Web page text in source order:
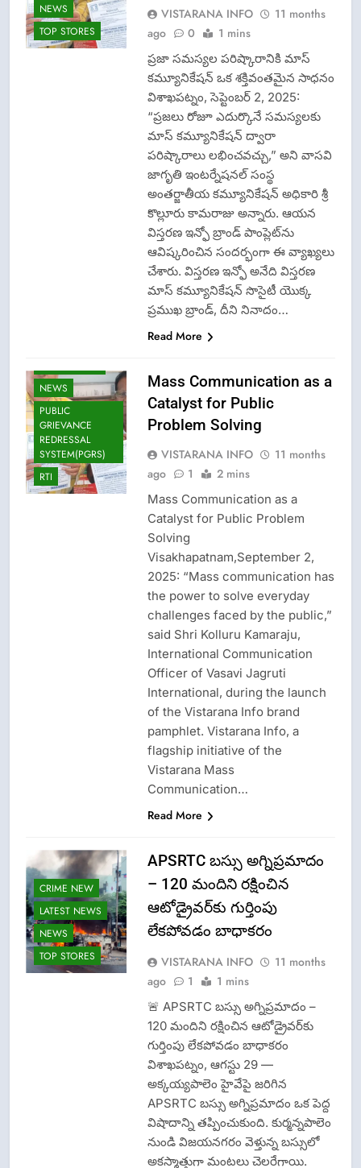
NEWS
TOP STORES
VISTARANA INFO
11 months
ago
0 1 mins
ప్రజా సమస్యల పరిష్కారానికి మాస్
కమ్యూనికేషన్ ఒక శక్తివంతమైన సాధనం
విశాఖపట్నం, సెప్టెంబర్ 2, 2025:
“ప్రజలు రోజూ ఎదుర్కొనే సమస్యలకు
మాస్ కమ్యూనికేషన్ ద్వారా
పరిష్కారాలు లభించవచ్చు,” అని వాసవి
జాగృతి ఇంటర్నేషనల్ సంస్థ
అంతర్జాతీయ కమ్యూనికేషన్ అధికారి శ్రీ
కొల్లూరు కామరాజు అన్నారు. ఆయన
విస్తరణ ఇన్ఫో బ్రాండ్ పాంప్లెట్‌ను
ఆవిష్కరించిన సందర్భంగా ఈ వ్యాఖ్యలు
చేశారు. విస్తరణ ఇన్ఫో అనేది విస్తరణ
మాస్ కమ్యూనికేషన్ సొసైటీ యొక్క
ప్రముఖ బ్రాండ్, దీని నినాదం…
Read More
NEWS
PUBLIC
GRIEVANCE
REDRESSAL
SYSTEM(PGRS)
RTI
Mass Communication as a
Catalyst for Public
Problem Solving
VISTARANA INFO
11 months
ago
1 2 mins
Mass Communication as a
Catalyst for Public Problem
Solving
Visakhapatnam,September 2,
2025: “Mass communication has
the power to solve everyday
challenges faced by the public,”
said Shri Kolluru Kamaraju,
International Communication
Officer of Vasavi Jagruti
International, during the launch
of the Vistarana Info brand
pamphlet. Vistarana Info, a
flagship initiative of the
Vistarana Mass
Communication…
Read More
CRIME NEW
LATEST NEWS
NEWS
TOP STORES
APSRTC బస్సు అగ్నిప్రమాదం
– 120 మందిని రక్షించిన
ఆటోడ్రైవర్‌కు గుర్తింపు
లేకపోవడం బాధాకరం
VISTARANA INFO
11 months
ago
1 1 mins
🚨 APSRTC బస్సు అగ్నిప్రమాదం –
120 మందిని రక్షించిన ఆటోడ్రైవర్‌కు
గుర్తింపు లేకపోవడం బాధాకరం
విశాఖపట్నం, ఆగస్టు 29 —
అక్కయ్యపాలెం హైవేపై జరిగిన
APSRTC బస్సు అగ్నిప్రమాదం ఒక పెద్ద
విషాదాన్ని తప్పించుకుంది. కుర్మన్నపాలెం
నుండి విజయనగరం వెళ్తున్న బస్సులో
అకస్మాత్తుగా మంటలు చెలరేగాయి.